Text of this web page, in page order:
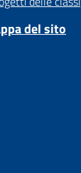
del sito